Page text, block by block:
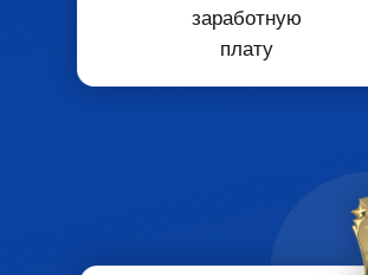
заработную
плату